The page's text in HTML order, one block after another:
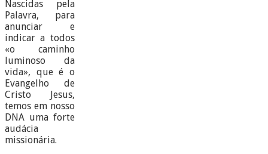
Nascidas pela
Palavra, para
anunciar e
indicar a todos
«o caminho
luminoso da
vida», que é o
Evangelho de
Cristo Jesus,
temos em nosso
DNA uma forte
audácia
missionária.